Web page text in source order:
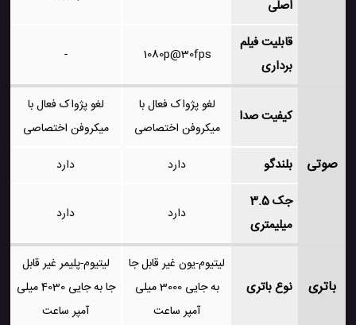
اصلی
قابلیت فیلم
برداری
1080p@30fps
-
صوتی
کیفیت صدا
لغو پژواک فعال با
میکروفن اختصاصی
لغو پژواک فعال با
میکروفن اختصاصی
بلندگو دارد دارد
جک 3.5
میلیمتری
دارد دارد
باتری نوع باتری
لیتیوم-یون غیر قابل جا
به جایی 3000 میلی
آمپر ساعت
لیتیوم-پلیمر غیر قابل
جا به جایی 4030 میلی
آمپر ساعت